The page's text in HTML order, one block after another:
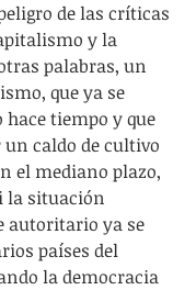
de las críticas
y la
palabras, un
que ya se
tiempo y que
caldo de cultivo
el mediano plazo,
la situación
autoritario ya se
países del
la democracia